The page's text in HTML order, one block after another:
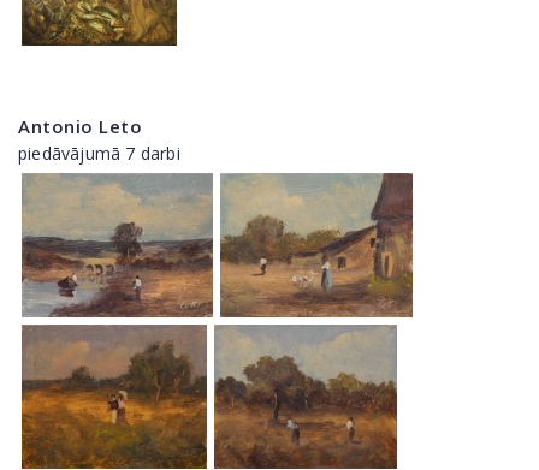
Antonio Leto
piedāvājumā 7 darbi